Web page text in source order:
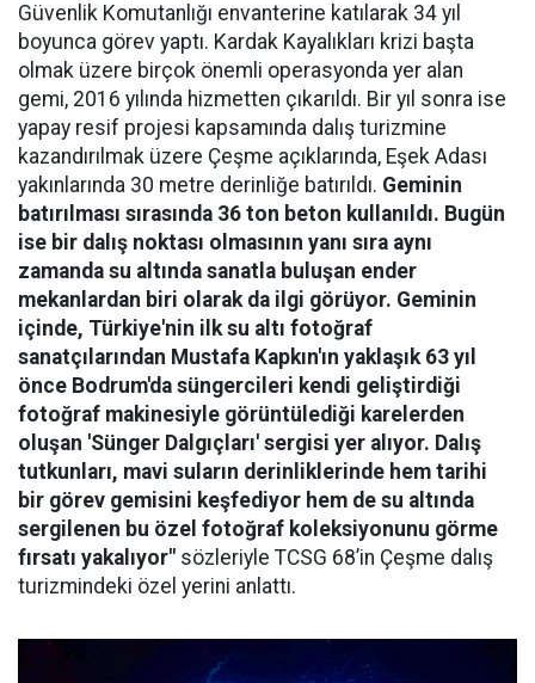
Güvenlik Komutanlığı envanterine katılarak 34 yıl
boyunca görev yaptı. Kardak Kayalıkları krizi başta
olmak üzere birçok önemli operasyonda yer alan
gemi, 2016 yılında hizmetten çıkarıldı. Bir yıl sonra ise
yapay resif projesi kapsamında dalış turizmine
kazandırılmak üzere Çeşme açıklarında, Eşek Adası
yakınlarında 30 metre derinliğe batırıldı. Geminin
batırılması sırasında 36 ton beton kullanıldı. Bugün
ise bir dalış noktası olmasının yanı sıra aynı
zamanda su altında sanatla buluşan ender
mekanlardan biri olarak da ilgi görüyor. Geminin
içinde, Türkiye'nin ilk su altı fotoğraf
sanatçılarından Mustafa Kapkın'ın yaklaşık 63 yıl
önce Bodrum'da süngercileri kendi geliştirdiği
fotoğraf makinesiyle görüntülediği karelerden
oluşan 'Sünger Dalgıçları' sergisi yer alıyor. Dalış
tutkunları, mavi suların derinliklerinde hem tarihi
bir görev gemisini keşfediyor hem de su altında
sergilenen bu özel fotoğraf koleksiyonunu görme
fırsatı yakalıyor" sözleriyle TCSG 68’in Çeşme dalış
turizmindeki özel yerini anlattı.